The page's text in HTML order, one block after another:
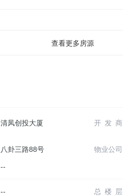
查看更多房源
清凤创投大厦 开发商
八卦三路88号 物业公司
--
-- 总楼层